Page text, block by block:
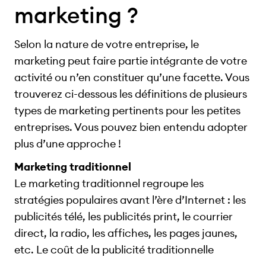
marketing ?
Selon la nature de votre entreprise, le
marketing peut faire partie intégrante de votre
activité ou n’en constituer qu’une facette. Vous
trouverez ci-dessous les définitions de plusieurs
types de marketing pertinents pour les petites
entreprises. Vous pouvez bien entendu adopter
plus d’une approche !
Marketing traditionnel
Le marketing traditionnel regroupe les
stratégies populaires avant l’ère d’Internet : les
publicités télé, les publicités print, le courrier
direct, la radio, les affiches, les pages jaunes,
etc. Le coût de la publicité traditionnelle